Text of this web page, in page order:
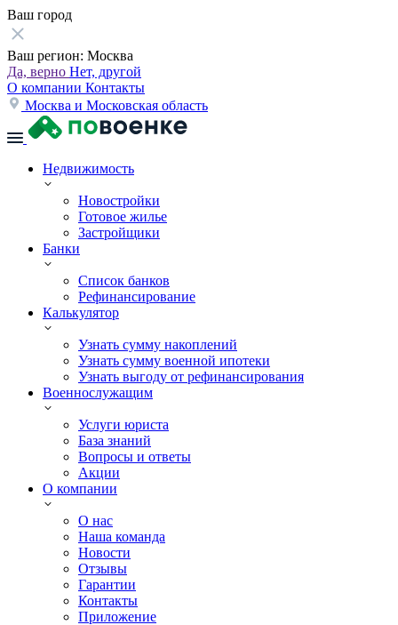
Ваш город
Ваш регион: Москва
Да, верно Нет, другой
О компании Контакты
Москва и Московская область
Недвижимость
Новостройки
Готовое жилье
Застройщики
Банки
Список банков
Рефинансирование
Калькулятор
Узнать сумму накоплений
Узнать сумму военной ипотеки
Узнать выгоду от рефинансирования
Военнослужащим
Услуги юриста
База знаний
Вопросы и ответы
Акции
О компании
О нас
Наша команда
Новости
Отзывы
Гарантии
Контакты
Приложение